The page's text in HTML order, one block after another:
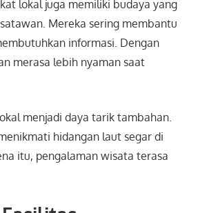
lokal juga memiliki budaya yang
Mereka sering membantu
informasi. Dengan
merasa lebih nyaman saat
menjadi daya tarik tambahan.
hidangan laut segar di
itu, pengalaman wisata terasa